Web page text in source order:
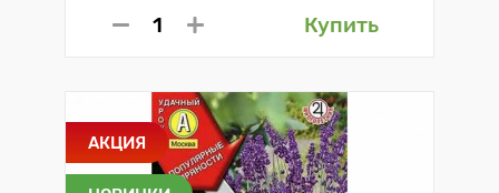
Купить
АКЦИЯ